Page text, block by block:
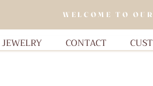
WELCOME TO
JEWELRY CONTACT